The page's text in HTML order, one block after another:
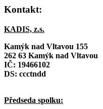
Kontakt:
KADIS, z.s.
Kamýk nad Vltavou 155
262 63 Kamýk nad Vltavou
IČ: 19466102
DS: ccctndd
Předseda spolku: